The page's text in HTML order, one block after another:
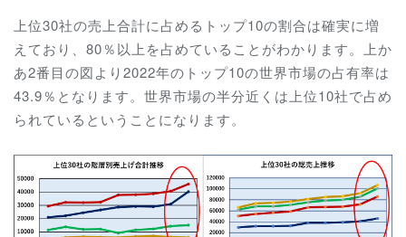
上位30社の売上合計に占めるトップ10の割合は確実に増
えており、80％以上を占めていることがわかります。上か
あ2番目の図より2022年のトップ10の世界市場の占有率は
43.9％となります。世界市場の半分近くは上位10社で占め
られているということになります。